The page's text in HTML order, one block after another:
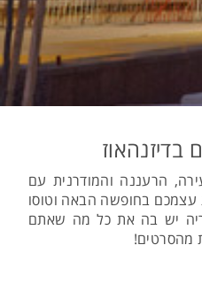
בדיזנהאוז
הרעננה והמודרנית עם
עצמכם בחופשה הבאה וטוסו
יש בה את כל מה שאתם
מהסרטים!